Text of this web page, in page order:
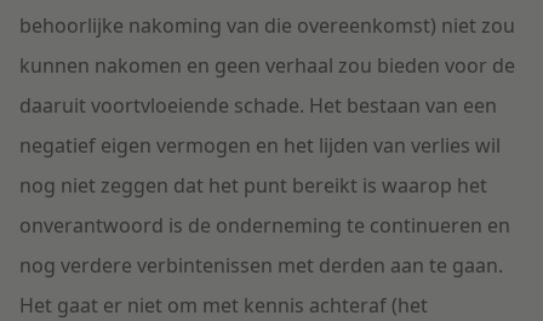
behoorlijke nakoming van die overeenkomst) niet zou
kunnen nakomen en geen verhaal zou bieden voor de
daaruit voortvloeiende schade. Het bestaan van een
negatief eigen vermogen en het lijden van verlies wil
nog niet zeggen dat het punt bereikt is waarop het
onverantwoord is de onderneming te continueren en
nog verdere verbintenissen met derden aan te gaan.
Het gaat er niet om met kennis achteraf (het